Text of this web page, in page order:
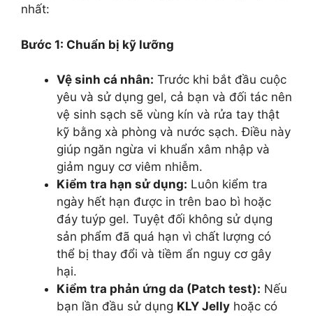
nhất:
Bước 1: Chuẩn bị kỹ lưỡng
Vệ sinh cá nhân: Trước khi bắt đầu cuộc
yêu và sử dụng gel, cả bạn và đối tác nên
vệ sinh sạch sẽ vùng kín và rửa tay thật
kỹ bằng xà phòng và nước sạch. Điều này
giúp ngăn ngừa vi khuẩn xâm nhập và
giảm nguy cơ viêm nhiễm.
Kiểm tra hạn sử dụng: Luôn kiểm tra
ngày hết hạn được in trên bao bì hoặc
đáy tuýp gel. Tuyệt đối không sử dụng
sản phẩm đã quá hạn vì chất lượng có
thể bị thay đổi và tiềm ẩn nguy cơ gây
hại.
Kiểm tra phản ứng da (Patch test): Nếu
bạn lần đầu sử dụng KLY Jelly hoặc có